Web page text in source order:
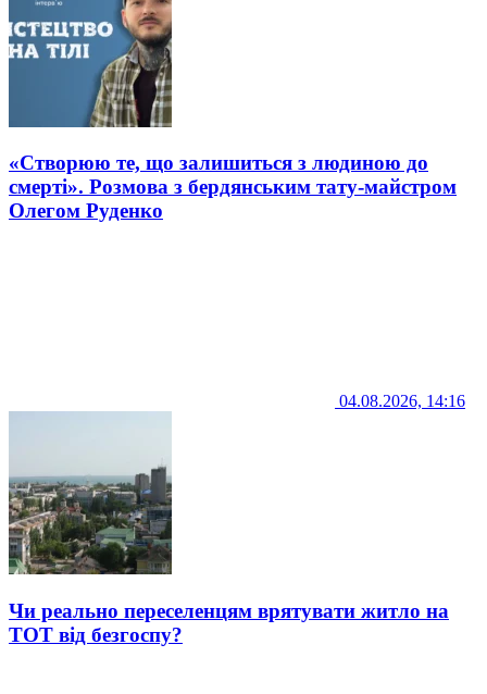
«Створюю те, що залишиться з людиною до
смерті». Розмова з бердянським тату-майстром
Олегом Руденко
04.08.2026, 14:16
Чи реально переселенцям врятувати житло на
ТОТ від безгоспу?